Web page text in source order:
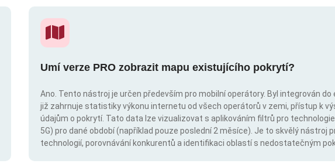
Umí verze PRO zobrazit mapu existujícího pokrytí?
Ano. Tento nástroj je určen především pro mobilní operátory. Byl integrován
již zahrnuje statistiky výkonu internetu od všech operátorů v zemi, přístup k
údajům o pokrytí. Tato data lze vizualizovat s aplikováním filtrů pro technologie
5G) pro dané období (například pouze poslední 2 měsíce). Je to skvělý nástroj
technologií, porovnávání konkurentů a identifikaci oblastí s nedostatečným